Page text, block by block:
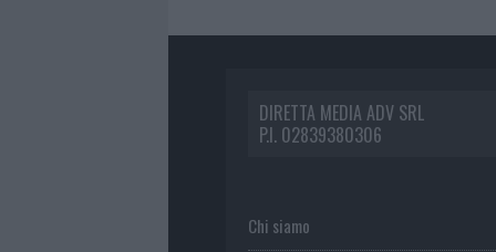
DIRETTA MEDIA ADV SRL
P.I. 02839380306
Chi siamo